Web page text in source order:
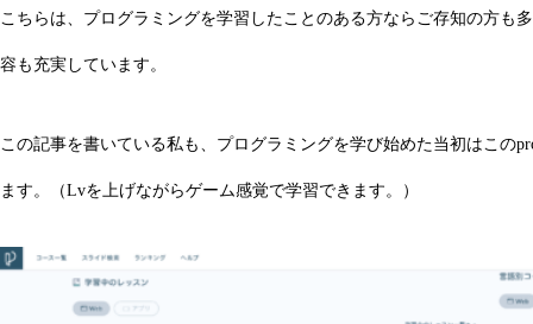
こちらは、プログラミングを学習したことのある方ならご存知の方も
容も充実しています。
この記事を書いている私も、プログラミングを学び始めた当初はこの
ます。（Lvを上げながらゲーム感覚で学習できます。）